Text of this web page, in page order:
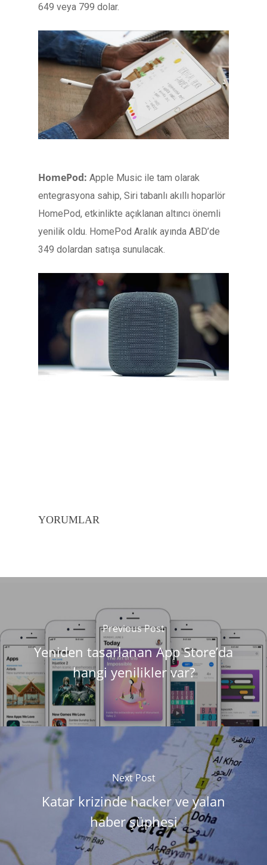
649 veya 799 dolar.
HomePod: Apple Music ile tam olarak
entegrasyona sahip, Siri tabanlı akıllı hoparlör
HomePod, etkinlikte açıklanan altıncı önemli
yenilik oldu. HomePod Aralık ayında ABD’de
349 dolardan satışa sunulacak.
YORUMLAR
Previous Post
Yeniden tasarlanan App Store’da
hangi yenilikler var?
Next Post
Katar krizinde hacker ve yalan
haber şüphesi